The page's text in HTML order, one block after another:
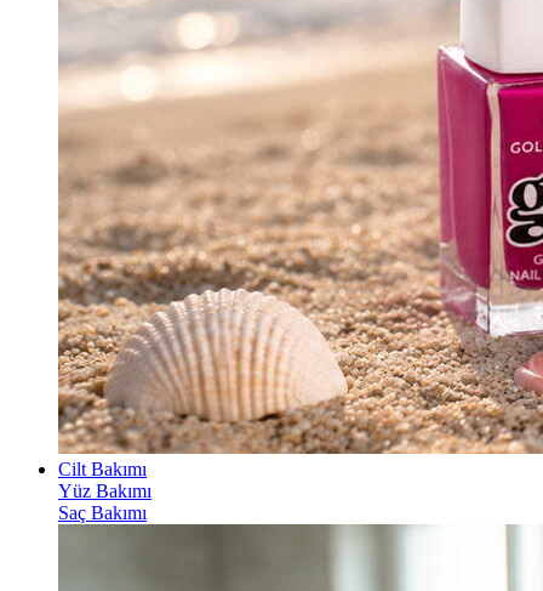
Cilt Bakımı
Yüz Bakımı
Saç Bakımı